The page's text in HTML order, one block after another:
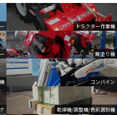
トラクター作業機
畦塗り機
コンバイン
乾燥機/調整機/色彩選別機